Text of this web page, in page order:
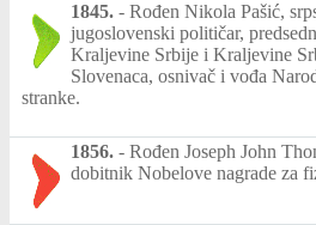
1845. - Rođen Nikola Pašić,
jugoslovenski političar,
Kraljevine Srbije i Kraljevine
Slovenaca, osnivač i vođa
stranke.
1856. - Rođen Joseph John
dobitnik Nobelove nagrade za